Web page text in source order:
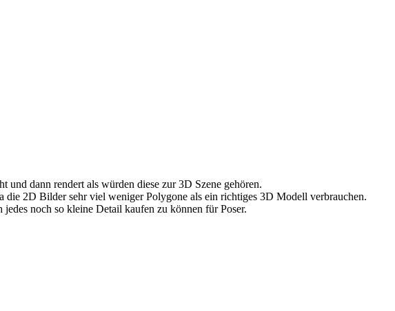
dann rendert als würden diese zur 3D Szene gehören.
die 2D Bilder sehr viel weniger Polygone als ein richtiges 3D Modell verbrauchen.
noch so kleine Detail kaufen zu können für Poser.